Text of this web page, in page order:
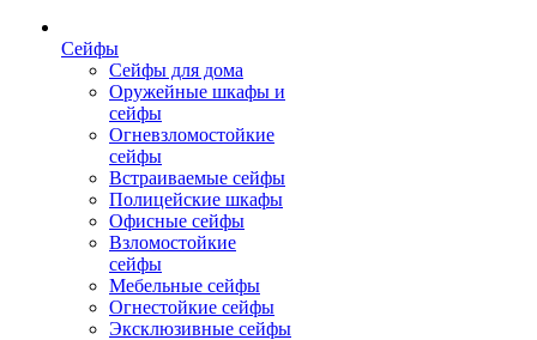
Сейфы
Сейфы для дома
Оружейные шкафы и
сейфы
Огневзломостойкие
сейфы
Встраиваемые сейфы
Полицейские шкафы
Офисные сейфы
Взломостойкие
сейфы
Мебельные сейфы
Огнестойкие сейфы
Эксклюзивные сейфы